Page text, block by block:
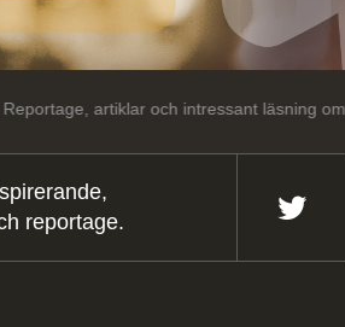
och intressant läsning om regionens
reportage.